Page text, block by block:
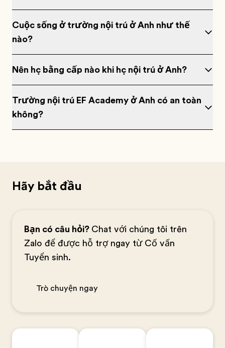
Cuộc sống ở trường nội trú ở Anh như thế
nào?
Nên học bằng cấp nào khi học nội trú ở Anh?
Trường nội trú EF Academy ở Anh có an toàn
không?
Hãy bắt đầu
Bạn có câu hỏi? Chat với chúng tôi trên
Zalo để được hỗ trợ ngay từ Cố vấn
Tuyển sinh.
Trò chuyện ngay